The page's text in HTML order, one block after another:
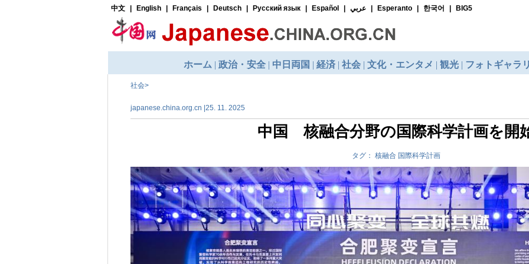
社会>
japanese.china.org.cn |25. 11. 2025
中国 核融合分野の国際科学計画を開
タグ： 核融合 国際科学計画